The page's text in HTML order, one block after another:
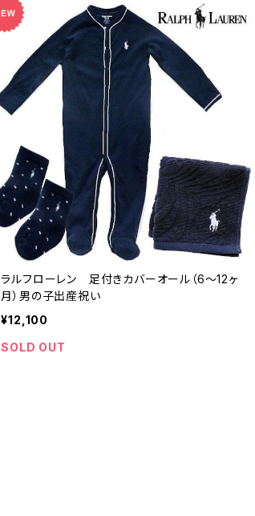
ラルフローレン 足付きカバーオール（6～12ヶ
月）男の子出産祝い
¥12,100
SOLD OUT